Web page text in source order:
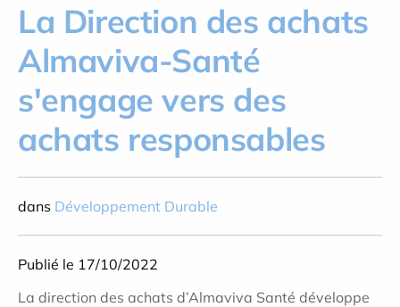
La Direction des achats
Almaviva-Santé
s'engage vers des
achats responsables
dans Développement Durable
Publié le 17/10/2022
La direction des achats d’Almaviva Santé développe